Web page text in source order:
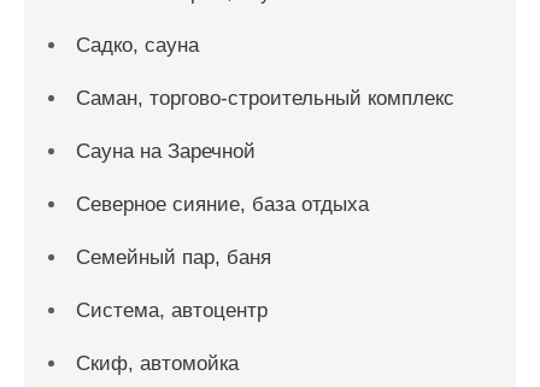
Садко, сауна
Саман, торгово-строительный комплекс
Сауна на Заречной
Северное сияние, база отдыха
Семейный пар, баня
Система, автоцентр
Скиф, автомойка